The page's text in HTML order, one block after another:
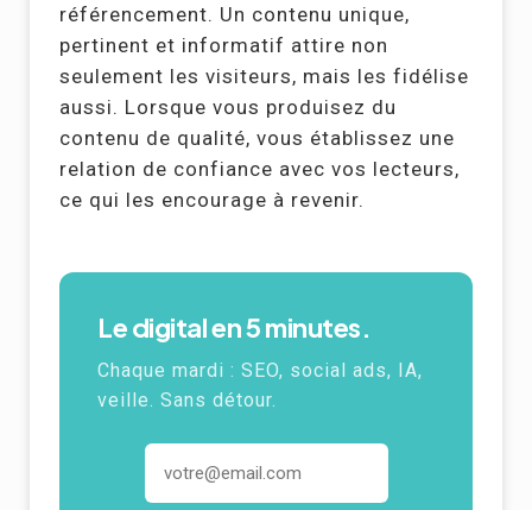
référencement. Un contenu unique,
pertinent et informatif attire non
seulement les visiteurs, mais les fidélise
aussi. Lorsque vous produisez du
contenu de qualité, vous établissez une
relation de confiance avec vos lecteurs,
ce qui les encourage à revenir.
Le digital en 5 minutes.
Chaque mardi : SEO, social ads, IA,
veille. Sans détour.